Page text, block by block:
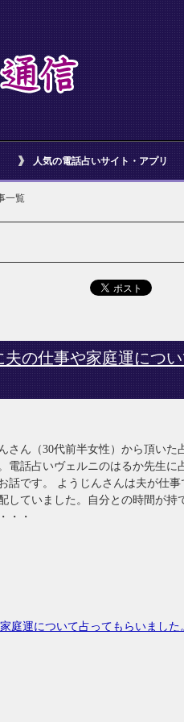
人気の電話占いサイト・アプリ
一覧
の仕事や家庭運につ
さん（30代前半女性）から頂いた
電話占いヴェルニのはるか先生に
話です。 ようじんさんは夫が仕事
していました。自分との時間が持
・・
庭運について占ってもらいました